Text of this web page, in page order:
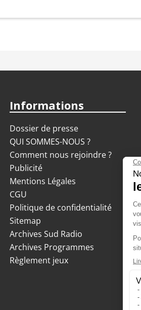
Informations
Dossier de presse
QUI SOMMES-NOUS ?
Comment nous rejoindre ?
Publicité
Mentions Légales
CGU
Politique de confidentialité
Sitemap
Archives Sud Radio
Archives Programmes
Règlement jeux